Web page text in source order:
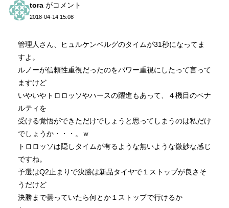
tora がコメント
2018-04-14 15:08
管理人さん、ヒュルケンベルグのタイムが31秒になってま
すよ。
ルノーが信頼性重視だったのをパワー重視にしたって言って
ますけど
いやいやトロロッソやハースの躍進もあって、４機目のペナ
ルティを
受ける覚悟ができただけでしょうと思ってしまうのは私だけ
でしょうか・・・。ｗ
トロロッソは隠しタイムが有るような無いような微妙な感じ
ですね。
予選はQ2止まりで決勝は新品タイヤで１ストップが良さそ
うだけど
決勝まで曇っていたら何とか１ストップで行けるか